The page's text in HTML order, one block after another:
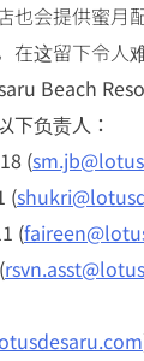
也会提供蜜月
在这留下令人
Beach
下负责人：
(
(
(